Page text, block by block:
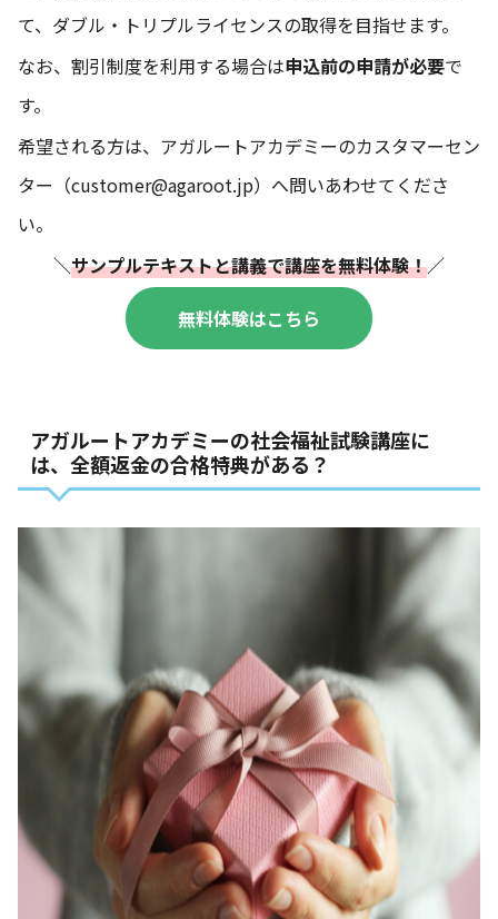
て、ダブル・トリプルライセンスの取得を目指せます。
なお、割引制度を利用する場合は申込前の申請が必要で
す。
希望される方は、アガルートアカデミーのカスタマーセン
ター（customer@agaroot.jp）へ問いあわせてくださ
い。
＼サンプルテキストと講義で講座を無料体験！／
無料体験はこちら
アガルートアカデミーの社会福祉試験講座に
は、全額返金の合格特典がある？